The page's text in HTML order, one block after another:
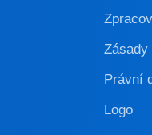
Právní
Logo